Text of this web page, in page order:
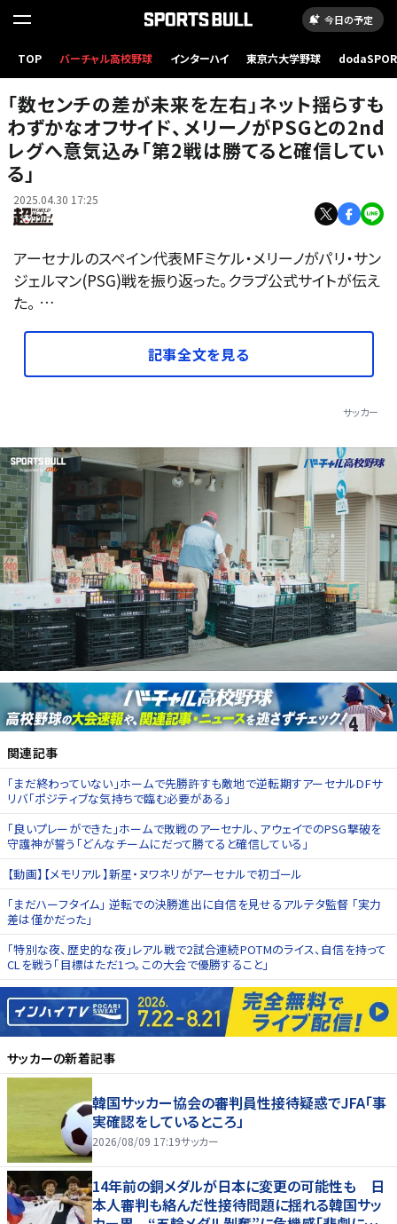
今日の予定
TOP バーチャル高校野球 インターハイ 東京六大学野球
写真：Getty Images
「数センチの差が未来を左右」ネット揺らすも
わずかなオフサイド、メリーノがPSGとの2nd
レグへ意気込み「第2戦は勝てると確信してい
る」
2025.04.30 17:25
アーセナルのスペイン代表MFミケル・メリーノがパリ・サン
ジェルマン(PSG)戦を振り返った。クラブ公式サイトが伝え
た。 …
記事全文を見る
サッカー
関連記事
「まだ終わっていない」ホームで先勝許すも敵地で逆転期すアーセナルDFサ
リバ「ポジティブな気持ちで臨む必要がある」
「良いプレーができた」ホームで敗戦のアーセナル、アウェイでのPSG撃破を
守護神が誓う「どんなチームにだって勝てると確信している」
【動画】【メモリアル】新星・ヌワネリがアーセナルで初ゴール
｢まだハーフタイム｣ 逆転での決勝進出に自信を見せるアルテタ監督 ｢実力
差は僅かだった｣
「特別な夜、歴史的な夜」レアル戦で2試合連続POTMのライス、自信を持って
CLを戦う「目標はただ1つ。この大会で優勝すること」
サッカーの新着記事
韓国サッカー協会の審判員性接待疑惑でJFA「事
実確認をしているところ」
2026/08/09 17:19サッカー
14年前の銅メダルが日本に変更の可能性も 日
本人審判も絡んだ性接待問題に揺れる韓国サッ